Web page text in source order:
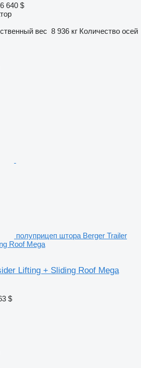
640 $
вес 8 936 кг Количество осей
полуприцеп штора Berger Trailer
Roof Mega
Lifting + Sliding Roof Mega
$